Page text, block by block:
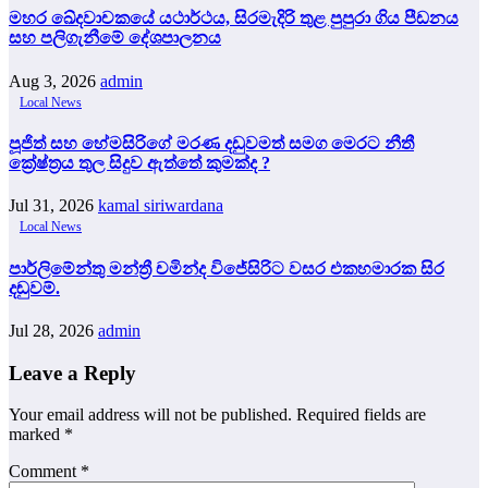
මහර ඛේදවාචකයේ යථාර්ථය, සිරමැදිරි තුළ පුපුරා ගිය පීඩනය
සහ පලිගැනීමේ දේශපාලනය
Aug 3, 2026 admin
Local News
පූජිත් සහ හේමසිරිගේ මරණ දඩුවමත් සමග මෙරට නීතී
ක්‍රේෂ්ත්‍රය තුල සිදුව ඇත්තේ කුමක්ද ?
Jul 31, 2026 kamal siriwardana
Local News
පාර්ලිමේන්තු මන්ත්‍රී චමින්ද විජේසිරිට වසර එකහමාරක සිර
දඬුවම්.
Jul 28, 2026 admin
Leave a Reply
Your email address will not be published. Required fields are
marked *
Comment *